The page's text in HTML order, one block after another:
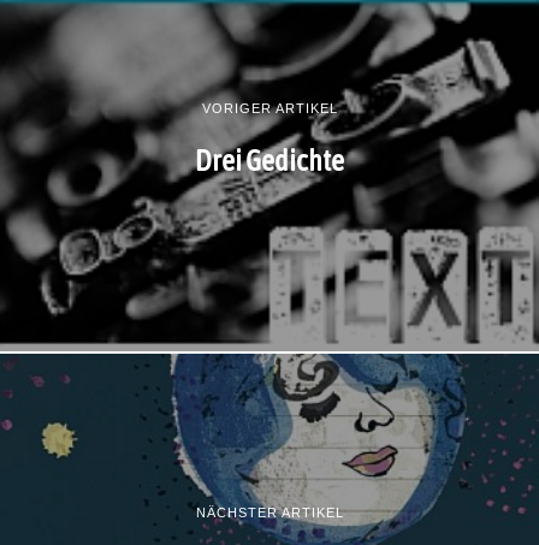
VORIGER ARTIKEL
Drei Gedichte
NÄCHSTER ARTIKEL